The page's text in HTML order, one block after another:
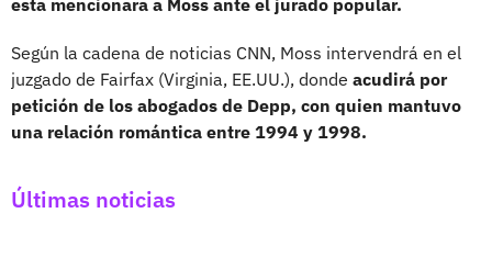
Según la cadena de noticias CNN, Moss intervendrá en el
juzgado de Fairfax (Virginia, EE.UU.), donde acudirá por
petición de los abogados de Depp, con quien mantuvo
una relación romántica entre 1994 y 1998.
Últimas noticias